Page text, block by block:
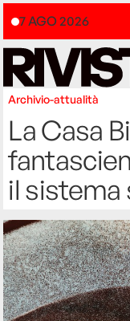
7 AGO 2026
Archivio-attualità
La Casa
il sistema